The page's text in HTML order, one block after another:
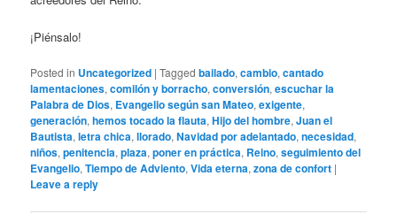
¡Piénsalo!
Posted in Uncategorized |Tagged bailado,cambio,cantado
lamentaciones,comilón y borracho,conversión,escuchar la
Palabra de Dios, Evangelio según san Mateo,exigente,
generación,hemos tocado la flauta,Hijo del hombre,Juan el
Bautista,letra chica,llorado,Navidad por adelantado,necesidad,
niños,penitencia,plaza,poner en práctica, Reino,seguimiento del
Evangelio,Tiempo de Adviento,Vida eterna,zona de confort |
Leave a reply